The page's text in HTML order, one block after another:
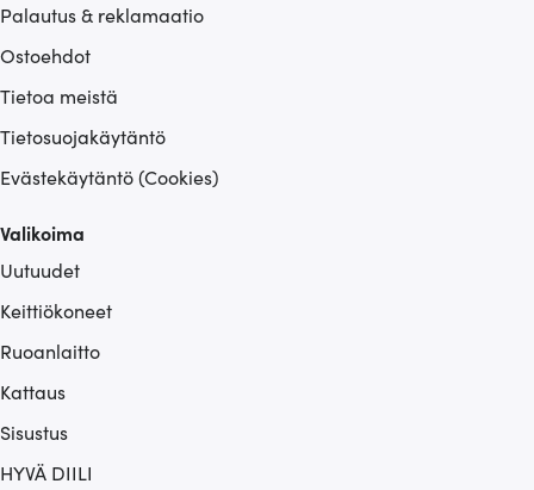
Palautus & reklamaatio
Ostoehdot
Tietoa meistä
Tietosuojakäytäntö
Evästekäytäntö (Cookies)
Valikoima
Uutuudet
Keittiökoneet
Ruoanlaitto
Kattaus
Sisustus
HYVÄ DIILI